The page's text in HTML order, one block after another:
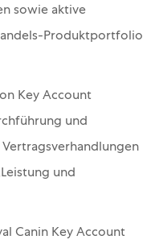
sowie aktive
Produktportfolio
Key Account
und
und
Canin Key Account